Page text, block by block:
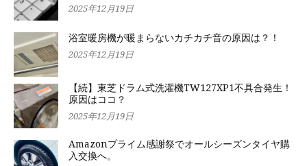
2025年12月19日
浴室暖房機が暖まらないカチカチ音の原因は？！
2025年12月19日
【続】東芝ドラム式洗濯機TW127XP1不具合発生！
原因はココ？
2025年12月19日
Amazonプライム感謝祭でオールシーズンタイヤ購
入交換へ。